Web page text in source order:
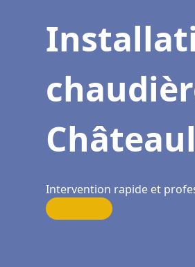
Intervention rapide et